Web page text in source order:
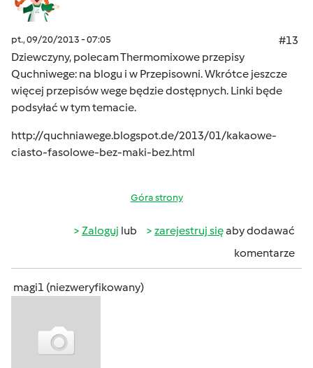
pt., 09/20/2013 - 07:05
#13
Dziewczyny, polecam Thermomixowe przepisy
Quchniwege: na blogu i w Przepisowni. Wkrótce jeszcze
więcej przepisów wege będzie dostępnych. Linki będe
podsyłać w tym temacie.
http://quchniawege.blogspot.de/2013/01/kakaowe-
ciasto-fasolowe-bez-maki-bez.html
Góra strony
Zaloguj lub zarejestruj sięaby dodawać
komentarze
magi1 (niezweryfikowany)